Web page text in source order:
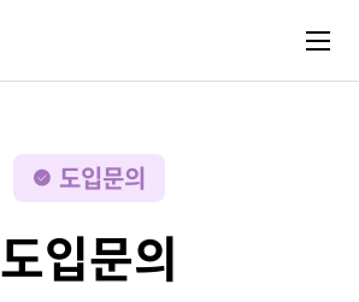
도입문의
도입문의